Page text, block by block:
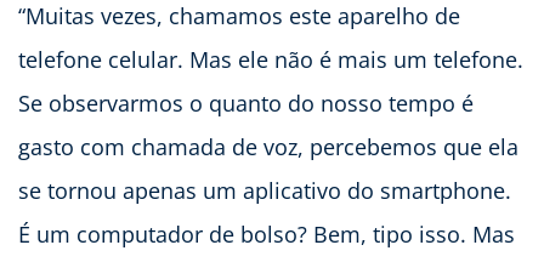
“Muitas vezes, chamamos este aparelho de
telefone celular. Mas ele não é mais um telefone.
Se observarmos o quanto do nosso tempo é
gasto com chamada de voz, percebemos que ela
se tornou apenas um aplicativo do smartphone.
É um computador de bolso? Bem, tipo isso. Mas